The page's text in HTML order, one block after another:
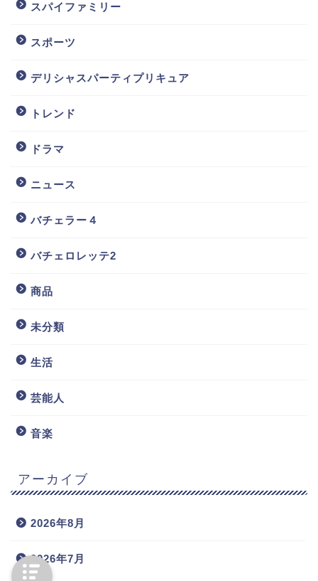
スパイファミリー
スポーツ
デリシャスパーティプリキュア
トレンド
ドラマ
ニュース
バチェラー４
バチェロレッテ2
商品
未分類
生活
芸能人
音楽
アーカイブ
2026年8月
2026年7月